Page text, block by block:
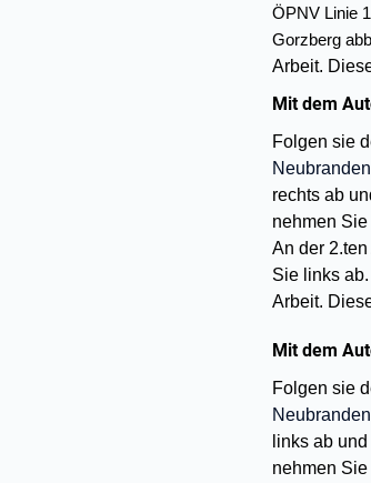
ÖPNV Linie
Gorzberg
Arbeit.
Mit dem
Folgen sie
rechts ab
nehmen
An der
Sie links
Arbeit.
Mit dem
Folgen sie
links ab
nehmen